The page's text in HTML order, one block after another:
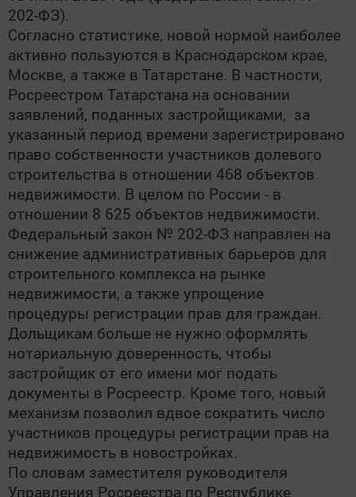
202-ФЗ).
Согласно статистике, новой нормой наиболее
активно пользуются в Краснодарском крае,
Москве, а также в Татарстане. В частности,
Росреестром Татарстана на основании
заявлений, поданных застройщиками, за
указанный период времени зарегистрировано
право собственности участников долевого
строительства в отношении 468 объектов
недвижимости. В целом по России - в
отношении 8 625 объектов недвижимости.
Федеральный закон № 202-ФЗ направлен на
снижение административных барьеров для
строительного комплекса на рынке
недвижимости, а также упрощение
процедуры регистрации прав для граждан.
Дольщикам больше не нужно оформлять
нотариальную доверенность, чтобы
застройщик от его имени мог подать
документы в Росреестр. Кроме того, новый
механизм позволил вдвое сократить число
участников процедуры регистрации прав на
недвижимость в новостройках.
По словам заместителя руководителя
Управления Росреестра по Республике